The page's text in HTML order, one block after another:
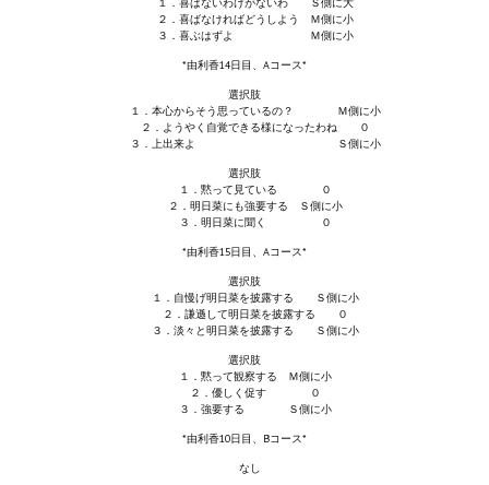
２．喜ばなければどうしよう Ｍ側に小
３．喜ぶはずよ Ｍ側に小
*由利香14日目、Aコース*
選択肢
１．本心からそう思っているの？ Ｍ側に小
２．ようやく自覚できる様になったわね ０
３．上出来よ Ｓ側に小
選択肢
１．黙って見ている ０
２．明日菜にも強要する Ｓ側に小
３．明日菜に聞く ０
*由利香15日目、Aコース*
選択肢
１．自慢げ明日菜を披露する Ｓ側に小
２．謙遜して明日菜を披露する ０
３．淡々と明日菜を披露する Ｓ側に小
選択肢
１．黙って観察する Ｍ側に小
２．優しく促す ０
３．強要する Ｓ側に小
*由利香10日目、Bコース*
なし